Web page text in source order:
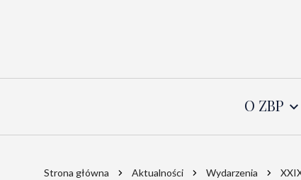
O ZBP
Strona główna Aktualności Wydarzenia